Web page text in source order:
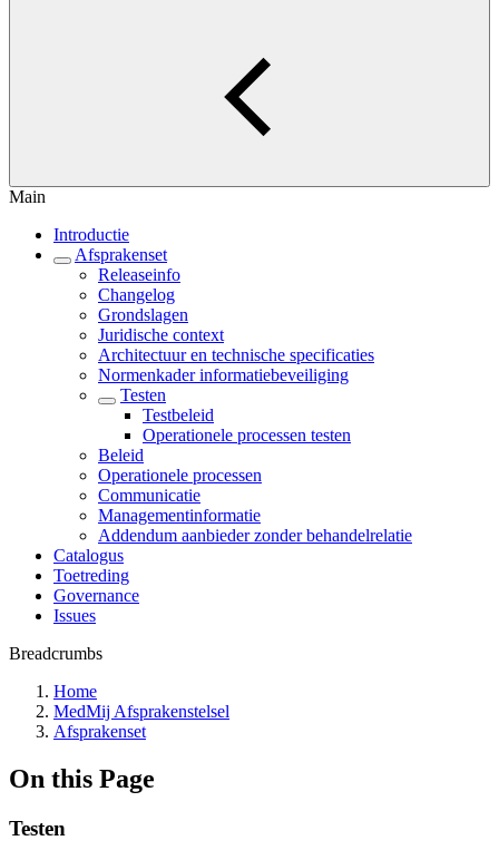
Main
Introductie
Afsprakenset
Releaseinfo
Changelog
Grondslagen
Juridische context
Architectuur en technische specificaties
Normenkader informatiebeveiliging
Testen
Testbeleid
Operationele processen testen
Beleid
Operationele processen
Communicatie
Managementinformatie
Addendum aanbieder zonder behandelrelatie
Catalogus
Toetreding
Governance
Issues
Breadcrumbs
Home
MedMij Afsprakenstelsel
Afsprakenset
On this Page
Testen